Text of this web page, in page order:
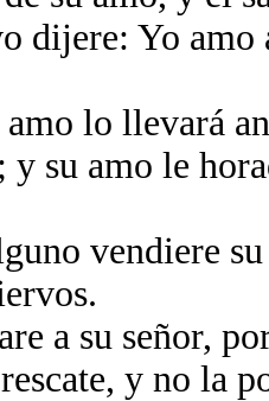
dijere: Yo
amo lo llevará
y su amo le
vendiere
a su señor,
y no la